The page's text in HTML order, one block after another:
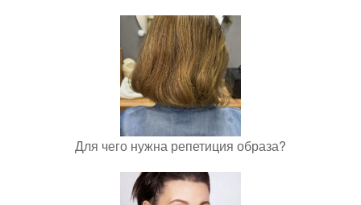
Для чего нужна репетиция образа?